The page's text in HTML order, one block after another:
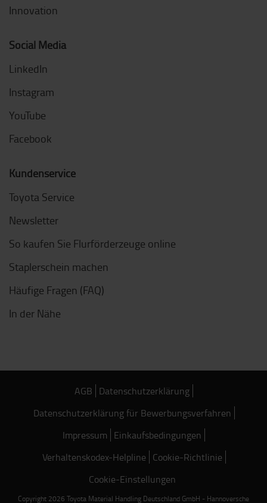
Innovation
Social Media
LinkedIn
Instagram
YouTube
Facebook
Kundenservice
Toyota Service
Newsletter
So kaufen Sie Flurförderzeuge online
Staplerschein machen
Häufige Fragen (FAQ)
In der Nähe
AGB Datenschutzerklärung
Datenschutzerklärung für Bewerbungsverfahren
Impressum Einkaufsbedingungen
Verhaltenskodex-Helpline Cookie-Richtlinie
Cookie-Einstellungen
Copyright 2026 Toyota Material Handling Deutschland GmbH - Hannoversche